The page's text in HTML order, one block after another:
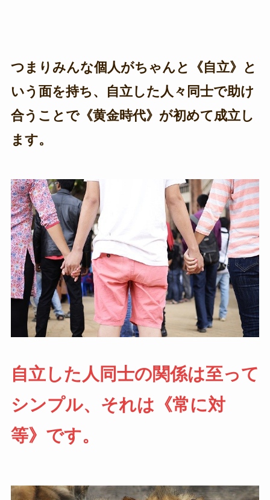
つまりみんな個人がちゃんと《自立》と
いう面を持ち、自立した人々同士で助け
合うことで《黄金時代》が初めて成立し
ます。
自立した人同士の関係は至って
シンプル、それは《常に対
等》です。